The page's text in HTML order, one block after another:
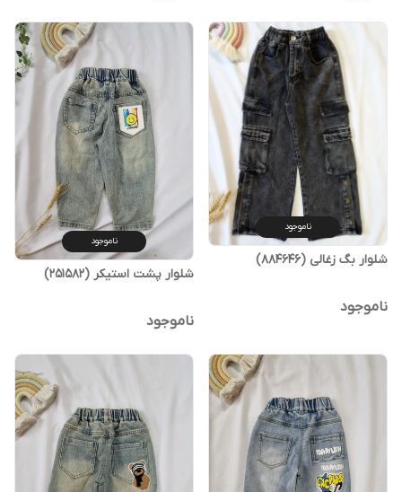
ناموجود
شلوار بگ زغالی (884646)
ناموجود
ناموجود
شلوار پشت استیکر (251582)
ناموجود